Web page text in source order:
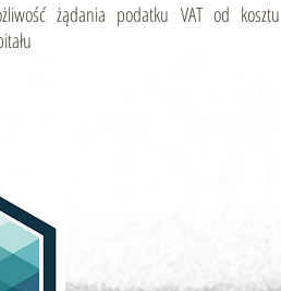
żądania podatku VAT od kosztu